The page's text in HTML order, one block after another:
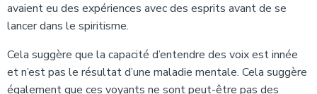
avaient eu des expériences avec des esprits avant de se
lancer dans le spiritisme.
Cela suggère que la capacité d’entendre des voix est innée
et n’est pas le résultat d’une maladie mentale. Cela suggère
également que ces voyants ne sont peut-être pas des